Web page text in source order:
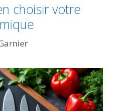
choisir votre